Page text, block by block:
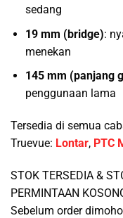
sedang
19 mm (bridge):
menekan
145 mm (panjang
penggunaan lama
Tersedia di semua
Truevue: Lontar, PTC
STOK TERSEDIA &
PERMINTAAN
Sebelum order